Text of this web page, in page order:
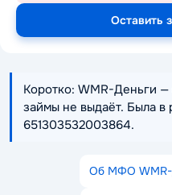
Оставить
Коротко: WMR-Деньги —
займы не выдаёт. Была
651303532003864.
Об МФО WMR-